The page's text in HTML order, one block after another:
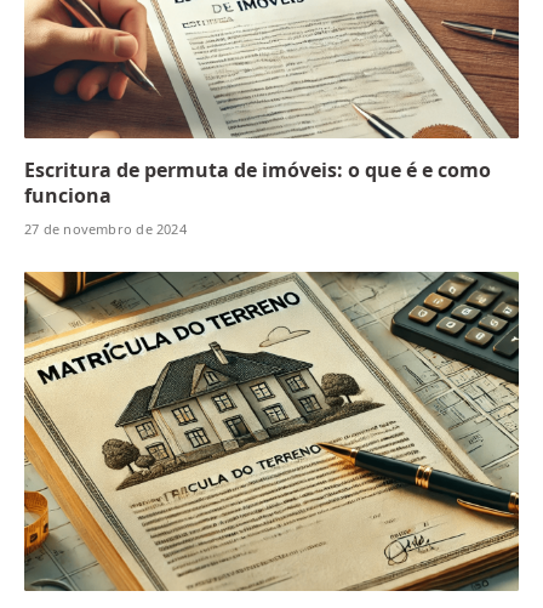
Escritura de permuta de imóveis: o que é e como
funciona
27 de novembro de 2024